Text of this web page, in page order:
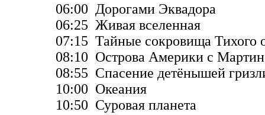
06:00 Дорогами Эквадора
06:25 Живая вселенная
07:15 Тайные сокровища Тихого
08:10 Острова Америки с
08:55 Спасение детёнышей
10:00 Океания
10:50 Суровая планета